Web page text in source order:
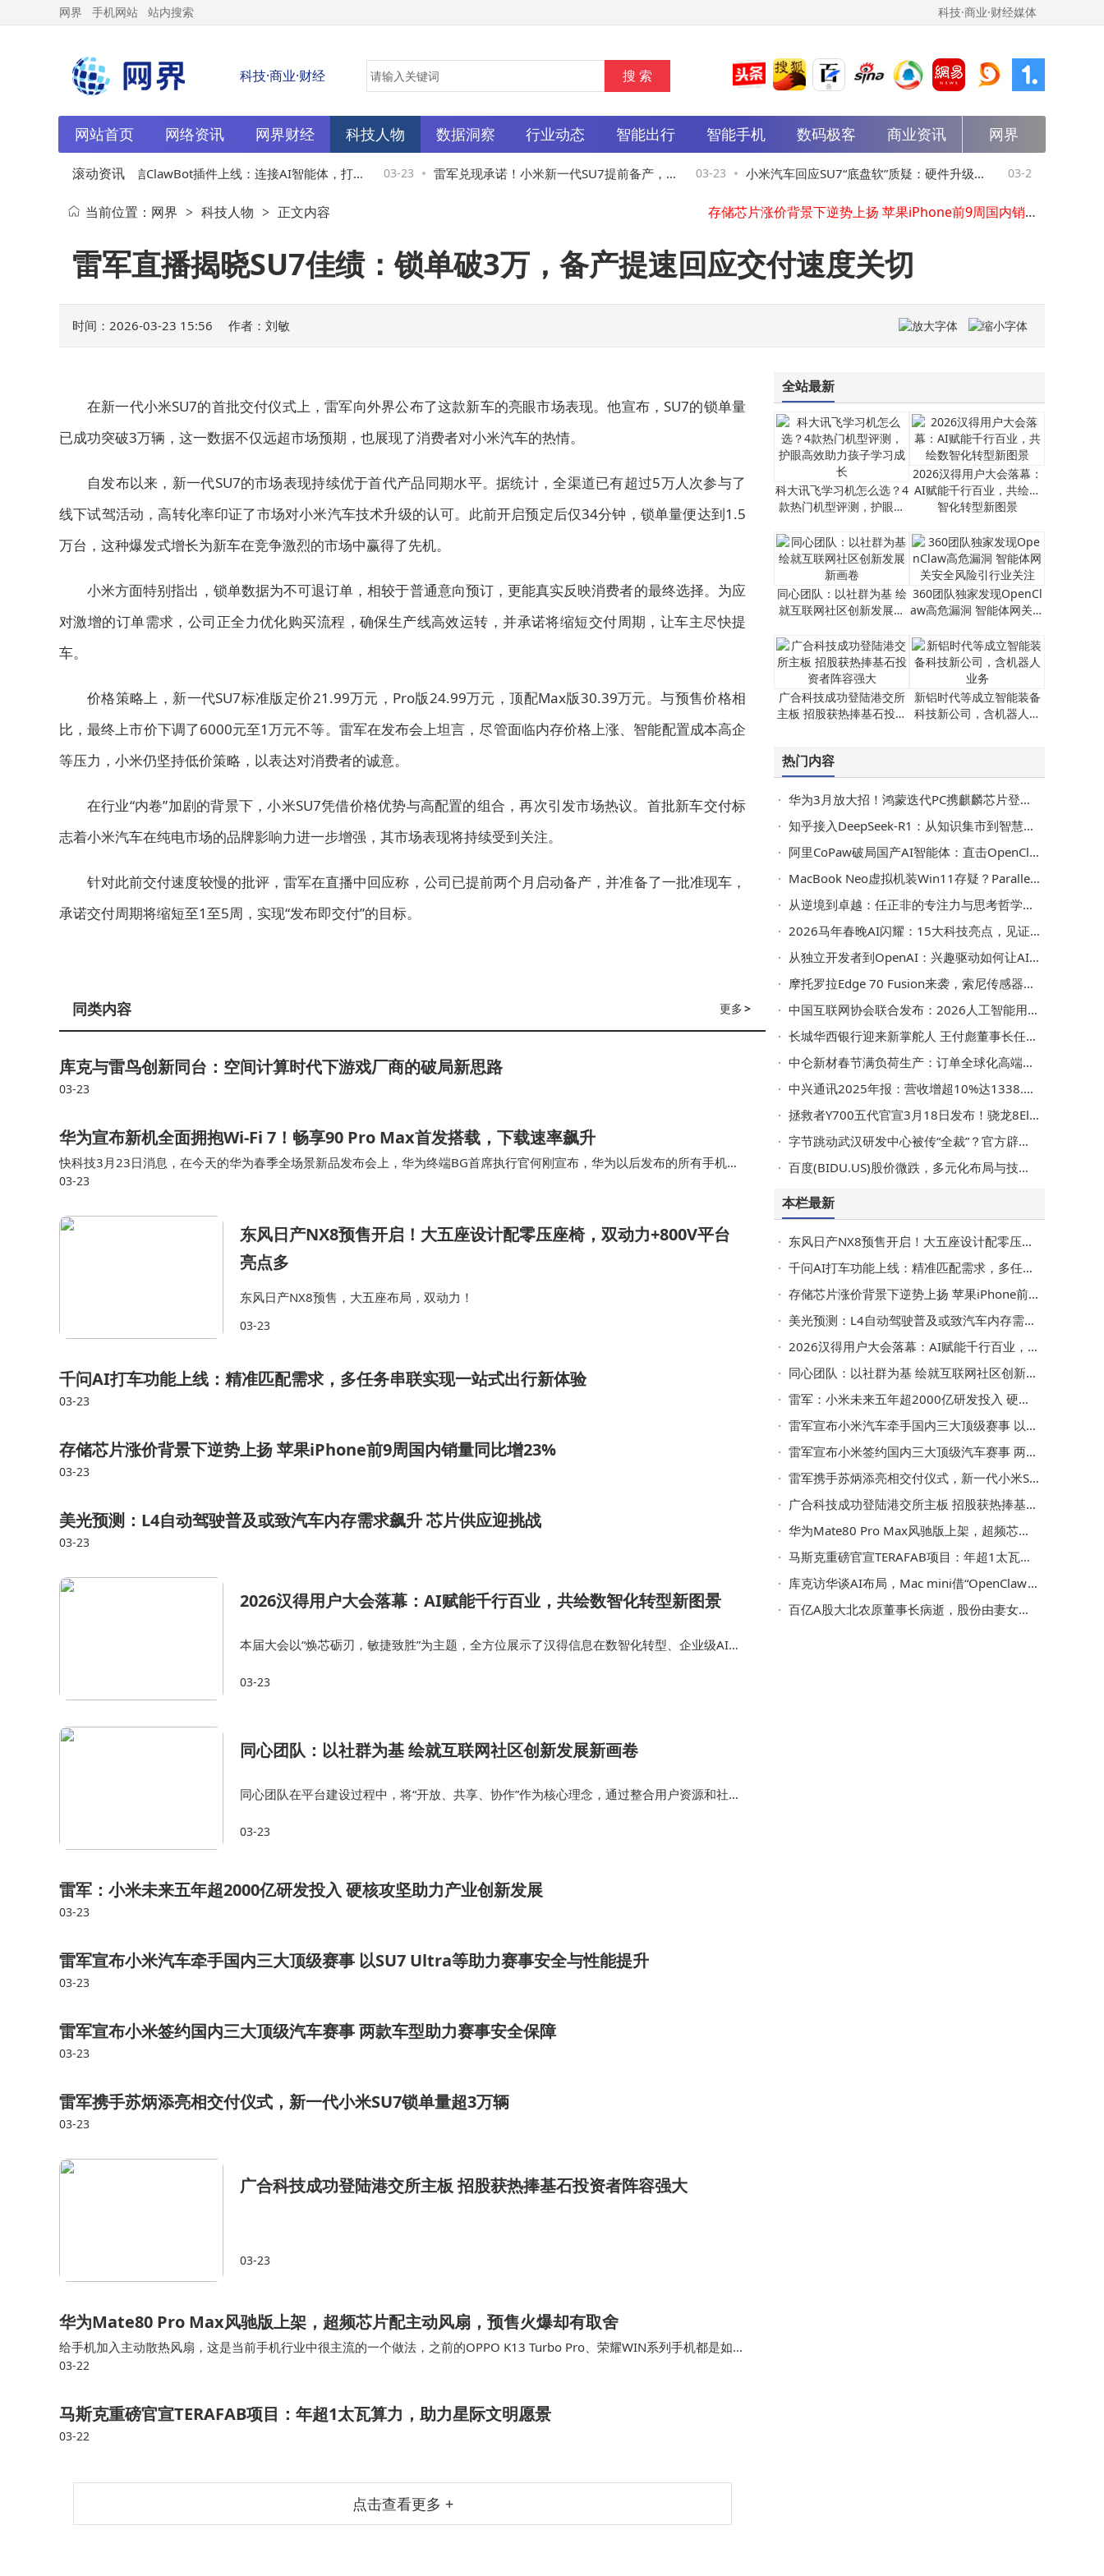
网界 手机网站 站内搜索 科技·商业·财经媒体
科技·商业·财经
网站首页 网络资讯 网界财经 科技人物 数据洞察 行业动态 智能出行 智能手机 数码极客 商业资讯 网界
滚动资讯
03-23 微信ClawBot插件上线：连接AI智能体，打
造安全高效新社交任务入口
03-23 雷军兑现承诺！小米新一代SU7提前备产， 03-23 小米汽车回应SU7“底盘软”质疑：硬件升级多
模式可调 舒适操控两不误
03-23
雷军携手苏炳添亮相交付仪式，新一代小米SU7锁单量超3万辆
东风日产NX8预售开启！大五座设计配零压座椅，双动力+800V平台亮点多
存储芯片涨价背景下逆势上扬 苹果iPhone前9周国内销量同比增23%
同心团队：以社群为基 绘就互联网社区创新发展新画卷
雷军宣布小米签约国内三大顶级汽车赛事 两款车型助力赛事安全保障
雷军携手苏炳添亮相交付仪式，新一代小米SU7锁单量超3万辆
当前位置： 网界 > 科技人物 > 正文内容
雷军直播揭晓SU7佳绩：锁单破3万，备产提速回应交付速度关切
时间：2026-03-23 15:56 作者：刘敏
在新一代小米SU7的首批交付仪式上，雷军向外界公布了这款新车的亮眼市场表现。他宣布，SU7的锁单量
已成功突破3万辆，这一数据不仅远超市场预期，也展现了消费者对小米汽车的热情。
自发布以来，新一代SU7的市场表现持续优于首代产品同期水平。据统计，全渠道已有超过5万人次参与了
线下试驾活动，高转化率印证了市场对小米汽车技术升级的认可。此前开启预定后仅34分钟，锁单量便达到1.5
万台，这种爆发式增长为新车在竞争激烈的市场中赢得了先机。
小米方面特别指出，锁单数据为不可退订单，相较于普通意向预订，更能真实反映消费者的最终选择。为应
对激增的订单需求，公司正全力优化购买流程，确保生产线高效运转，并承诺将缩短交付周期，让车主尽快提
车。
价格策略上，新一代SU7标准版定价21.99万元，Pro版24.99万元，顶配Max版30.39万元。与预售价格相
比，最终上市价下调了6000元至1万元不等。雷军在发布会上坦言，尽管面临内存价格上涨、智能配置成本高企
等压力，小米仍坚持低价策略，以表达对消费者的诚意。
在行业“内卷”加剧的背景下，小米SU7凭借价格优势与高配置的组合，再次引发市场热议。首批新车交付标
志着小米汽车在纯电市场的品牌影响力进一步增强，其市场表现将持续受到关注。
针对此前交付速度较慢的批评，雷军在直播中回应称，公司已提前两个月启动备产，并准备了一批准现车，
承诺交付周期将缩短至1至5周，实现“发布即交付”的目标。
更多>
同类内容
库克与雷鸟创新同台：空间计算时代下游戏厂商的破局新思路
03-23
华为宣布新机全面拥抱Wi-Fi 7！畅享90 Pro Max首发搭载，下载速率飙升
快科技3月23日消息，在今天的华为春季全场景新品发布会上，华为终端BG首席执行官何刚宣布，华为以后发布的所有手机都
将支持WiFi-7。在发布会上，华为畅享手机回归带来了畅享90 Pro Max，拥有华为手机…
03-23
东风日产NX8预售开启！大五座设计配零压座椅，双动力+800V平台
亮点多
东风日产NX8预售，大五座布局，双动力！
03-23
千问AI打车功能上线：精准匹配需求，多任务串联实现一站式出行新体验
03-23
存储芯片涨价背景下逆势上扬 苹果iPhone前9周国内销量同比增23%
03-23
美光预测：L4自动驾驶普及或致汽车内存需求飙升 芯片供应迎挑战
03-23
2026汉得用户大会落幕：AI赋能千行百业，共绘数智化转型新图景
本届大会以“焕芯砺刃，敏捷致胜”为主题，全方位展示了汉得信息在数智化转型、企业级AI应
力、数智驱动供应链创新及数智化运营等…
03-23
同心团队：以社群为基 绘就互联网社区创新发展新画卷
同心团队在平台建设过程中，将“开放、共享、协作”作为核心理念，通过整合用户资源和社区
技术升级和社区运营创新，为用户提供更加优…
03-23
雷军：小米未来五年超2000亿研发投入 硬核攻坚助力产业创新发展
03-23
雷军宣布小米汽车牵手国内三大顶级赛事 以SU7 Ultra等助力赛事安全与性能提升
03-23
雷军宣布小米签约国内三大顶级汽车赛事 两款车型助力赛事安全保障
03-23
雷军携手苏炳添亮相交付仪式，新一代小米SU7锁单量超3万辆
03-23
广合科技成功登陆港交所主板 招股获热捧基石投资者阵容强大
03-23
华为Mate80 Pro Max风驰版上架，超频芯片配主动风扇，预售火爆却有取舍
给手机加入主动散热风扇，这是当前手机行业中很主流的一个做法，之前的OPPO K13 Turbo Pro、荣耀WIN系列手机都是如
此，就很多外行人看，之所以会有这种变化是因为手机性能提升明显，如果不堆料散热温度…
03-22
马斯克重磅官宣TERAFAB项目：年超1太瓦算力，助力星际文明愿景
03-22
点击查看更多 +
全站最新
科大讯飞学习机怎么选？4
款热门机型评测，护眼高
2026汉得用户大会落幕：
AI赋能千行百业，共绘数
智化转型新图景
同心团队：以社群为基 绘
就互联网社区创新发展新
360团队独家发现OpenCl
aw高危漏洞 智能体网关安
广合科技成功登陆港交所
主板 招股获热捧基石投资
新铝时代等成立智能装备
科技新公司，含机器人业
热门内容
华为3月放大招！鸿蒙迭代PC携麒麟芯片登场 手环11系列长续航健康管理来袭
知乎接入DeepSeek-R1：从知识集市到智慧伙伴，开启高效思考新旅程
阿里CoPaw破局国产AI智能体：直击OpenClaw痛点，开启本土化新篇章
MacBook Neo虚拟机装Win11存疑？Parallels：因芯片差异正全面测试
从逆境到卓越：任正非的专注力与思考哲学如何成就人生突围
2026马年春晚AI闪耀：15大科技亮点，见证科技与艺术的完美交融
从独立开发者到OpenAI：兴趣驱动如何让AI跳出内卷，直击用户需求核心
摩托罗拉Edge 70 Fusion来袭，索尼传感器+大电池，配置亮点抢先看
中国互联网协会联合发布：2026人工智能用户权益保护难题与应对策略全解析
长城华西银行迎来新掌舵人 王付彪董事长任职资格正式获四川金融监管局核准
中仑新材春节满负荷生产：订单全球化高端化 2026年加速布局“高精尖”
中兴通讯2025年报：营收增超10%达1338.96亿 净利润降33.32%挑战仍存
拯救者Y700五代官宣3月18日发布！骁龙8Elite+9000mAh，LCD党游戏新选择
字节跳动武汉研发中心被传“全裁”？官方辟谣：仅50人调整办公地
百度(BIDU.US)股价微跌，多元化布局与技术创新共绘未来增长蓝图
本栏最新
东风日产NX8预售开启！大五座设计配零压座椅，双动力+800V平台亮点多
千问AI打车功能上线：精准匹配需求，多任务串联实现一站式出行新体验
存储芯片涨价背景下逆势上扬 苹果iPhone前9周国内销量同比增23%
美光预测：L4自动驾驶普及或致汽车内存需求飙升 芯片供应迎挑战
2026汉得用户大会落幕：AI赋能千行百业，共绘数智化转型新图景
同心团队：以社群为基 绘就互联网社区创新发展新画卷
雷军：小米未来五年超2000亿研发投入 硬核攻坚助力产业创新发展
雷军宣布小米汽车牵手国内三大顶级赛事 以SU7 Ultra等助力赛事安全与性能提升
雷军宣布小米签约国内三大顶级汽车赛事 两款车型助力赛事安全保障
雷军携手苏炳添亮相交付仪式，新一代小米SU7锁单量超3万辆
广合科技成功登陆港交所主板 招股获热捧基石投资者阵容强大
华为Mate80 Pro Max风驰版上架，超频芯片配主动风扇，预售火爆却有取舍
马斯克重磅官宣TERAFAB项目：年超1太瓦算力，助力星际文明愿景
库克访华谈AI布局，Mac mini借“OpenClaw”东风成抢手货库存告急
百亿A股大北农原董事长病逝，股份由妻女继承，实控人变更为其配偶